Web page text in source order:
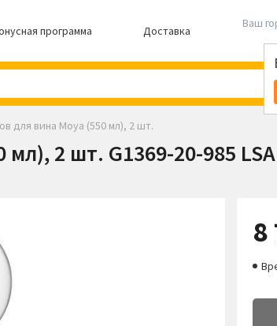
программа Доставка
Ваш
для вина Moya (550 мл), 2 шт.
мл), 2 шт. G1369-20-985
8